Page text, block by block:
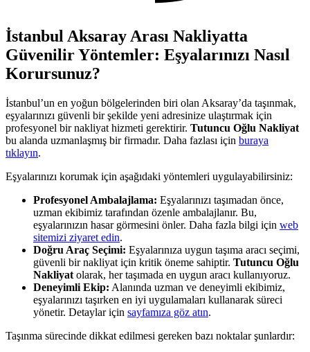
İstanbul Aksaray Arası Nakliyatta
Güvenilir Yöntemler: Eşyalarınızı Nasıl
Korursunuz?
İstanbul’un en yoğun bölgelerinden biri olan Aksaray’da taşınmak,
eşyalarınızı güvenli bir şekilde yeni adresinize ulaştırmak için
profesyonel bir nakliyat hizmeti gerektirir. Tutuncu Oğlu Nakliyat
bu alanda uzmanlaşmış bir firmadır. Daha fazlası için buraya
tıklayın.
Eşyalarınızı korumak için aşağıdaki yöntemleri uygulayabilirsiniz:
Profesyonel Ambalajlama: Eşyalarınızı taşımadan önce,
uzman ekibimiz tarafından özenle ambalajlanır. Bu,
eşyalarınızın hasar görmesini önler. Daha fazla bilgi için web
sitemizi ziyaret edin.
Doğru Araç Seçimi: Eşyalarınıza uygun taşıma aracı seçimi,
güvenli bir nakliyat için kritik öneme sahiptir. Tutuncu Oğlu
Nakliyat olarak, her taşımada en uygun aracı kullanıyoruz.
Deneyimli Ekip: Alanında uzman ve deneyimli ekibimiz,
eşyalarınızı taşırken en iyi uygulamaları kullanarak süreci
yönetir. Detaylar için sayfamıza göz atın.
Taşınma sürecinde dikkat edilmesi gereken bazı noktalar şunlardır: